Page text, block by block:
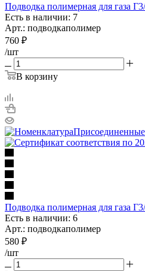
Подводка полимерная для газа
Есть в наличии: 7
Арт.: подводкаполимер
760 ₽
/шт
В корзину
Подводка полимерная для газа
Есть в наличии: 6
Арт.: подводкаполимер
580 ₽
/шт